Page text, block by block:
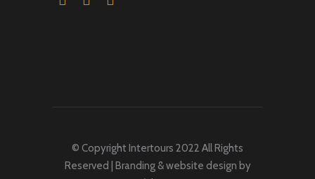
© Copyright Intertours 2022 All Rights
Reserved | Branding & website design by